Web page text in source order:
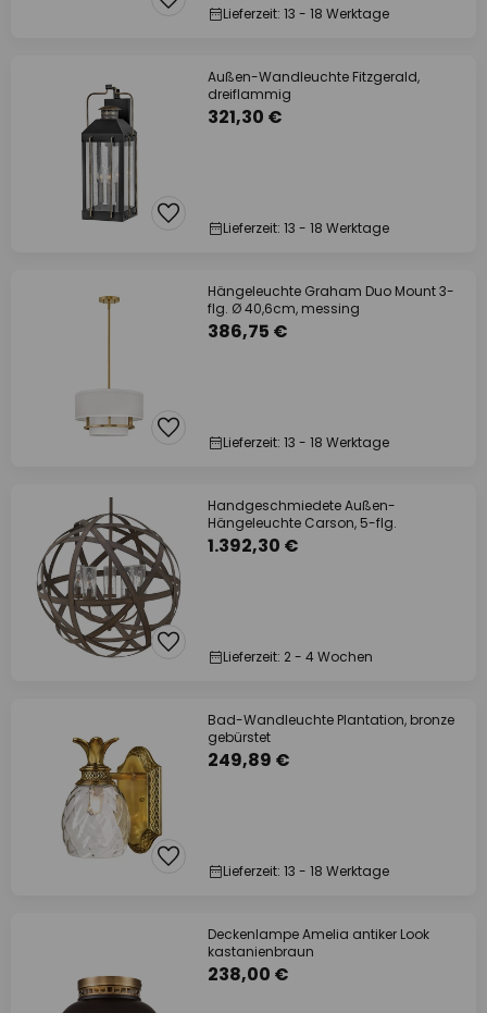
Lieferzeit: 13 - 18 Werktage
Außen-Wandleuchte Fitzgerald,
dreiflammig
321,30 €
Lieferzeit: 13 - 18 Werktage
Hängeleuchte Graham Duo Mount 3-
flg. Ø 40,6cm, messing
386,75 €
Lieferzeit: 13 - 18 Werktage
Handgeschmiedete Außen-
Hängeleuchte Carson, 5-flg.
1.392,30 €
Lieferzeit: 2 - 4 Wochen
Bad-Wandleuchte Plantation, bronze
gebürstet
249,89 €
Lieferzeit: 13 - 18 Werktage
Deckenlampe Amelia antiker Look
kastanienbraun
238,00 €